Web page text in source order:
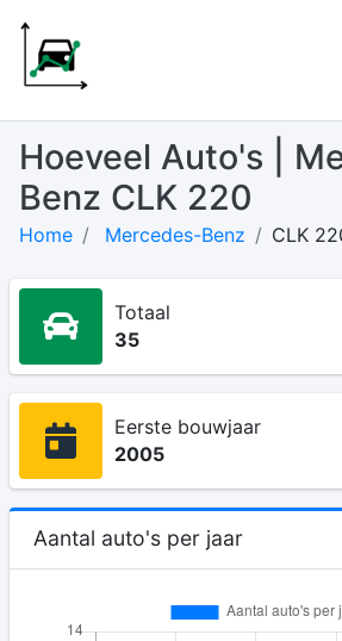
Hoeveel Auto's |
Benz CLK 220
Home Mercedes-Benz CLK
Totaal
35
Eerste bouwjaar
2005
Aantal auto's per jaar